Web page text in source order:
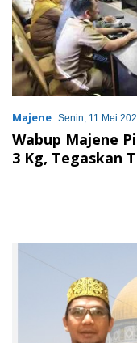
Majene Senin, 11 Mei
Wabup Majene
3 Kg, Tegaskan